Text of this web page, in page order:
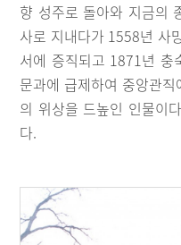
향 성주로 돌아와 지금의
사로 지내다가 1558년 사
서에 증직되고 1871년 충
문과에 급제하여 중앙관
의 위상을 드높인 인물이
다.